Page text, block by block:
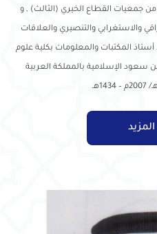
جمعيات القطاع الخيري (الثالث) , و
والاستغرابي والتنصيري والعلاقات
المكتبات والمعلومات بكلية علوم
سعود الإسلامية بالمملكة العربية